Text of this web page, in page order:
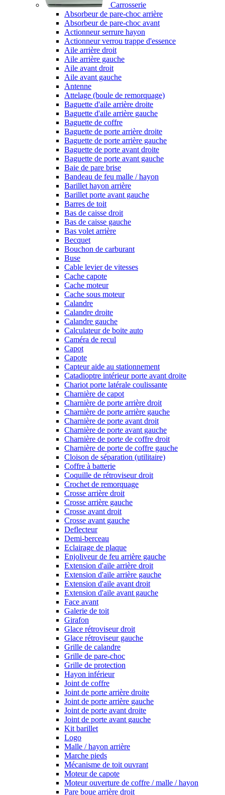
Carrosserie
Absorbeur de pare-choc arrière
Absorbeur de pare-choc avant
Actionneur serrure hayon
Actionneur verrou trappe d'essence
Aile arrière droit
Aile arrière gauche
Aile avant droit
Aile avant gauche
Antenne
Attelage (boule de remorquage)
Baguette d'aile arrière droite
Baguette d'aile arrière gauche
Baguette de coffre
Baguette de porte arrière droite
Baguette de porte arrière gauche
Baguette de porte avant droite
Baguette de porte avant gauche
Baie de pare brise
Bandeau de feu malle / hayon
Barillet hayon arrière
Barillet porte avant gauche
Barres de toit
Bas de caisse droit
Bas de caisse gauche
Bas volet arrière
Becquet
Bouchon de carburant
Buse
Cable levier de vitesses
Cache capote
Cache moteur
Cache sous moteur
Calandre
Calandre droite
Calandre gauche
Calculateur de boite auto
Caméra de recul
Capot
Capote
Capteur aide au stationnement
Catadioptre intérieur porte avant droite
Chariot porte latérale coulissante
Charnière de capot
Charnière de porte arrière droit
Charnière de porte arrière gauche
Charnière de porte avant droit
Charnière de porte avant gauche
Charnière de porte de coffre droit
Charnière de porte de coffre gauche
Cloison de séparation (utilitaire)
Coffre à batterie
Coquille de rétroviseur droit
Crochet de remorquage
Crosse arrière droit
Crosse arrière gauche
Crosse avant droit
Crosse avant gauche
Deflecteur
Demi-berceau
Eclairage de plaque
Enjoliveur de feu arrière gauche
Extension d'aile arrière droit
Extension d'aile arrière gauche
Extension d'aile avant droit
Extension d'aile avant gauche
Face avant
Galerie de toit
Girafon
Glace rétroviseur droit
Glace rétroviseur gauche
Grille de calandre
Grille de pare-choc
Grille de protection
Hayon inférieur
Joint de coffre
Joint de porte arrière droite
Joint de porte arrière gauche
Joint de porte avant droite
Joint de porte avant gauche
Kit barillet
Logo
Malle / hayon arrière
Marche pieds
Mécanisme de toit ouvrant
Moteur de capote
Moteur ouverture de coffre / malle / hayon
Pare boue arrière droit